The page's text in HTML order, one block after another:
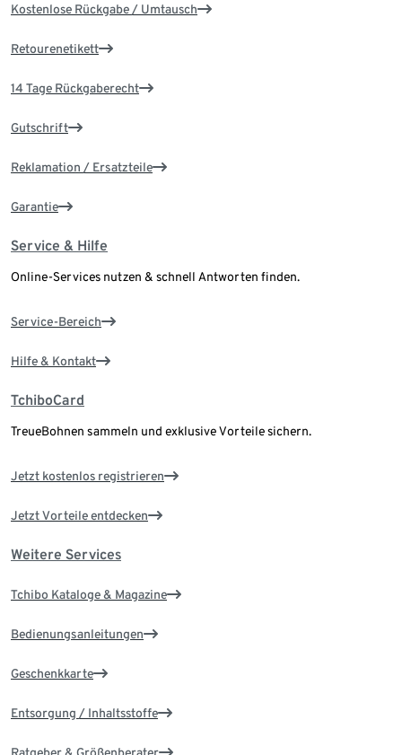
Kostenlose Rückgabe / Umtausch
Retourenetikett
14 Tage Rückgaberecht
Gutschrift
Reklamation / Ersatzteile
Garantie
Service & Hilfe
Online-Services nutzen & schnell Antworten finden.
Service-Bereich
Hilfe & Kontakt
TchiboCard
TreueBohnen sammeln und exklusive Vorteile sichern.
Jetzt kostenlos registrieren
Jetzt Vorteile entdecken
Weitere Services
Tchibo Kataloge & Magazine
Bedienungsanleitungen
Geschenkkarte
Entsorgung / Inhaltsstoffe